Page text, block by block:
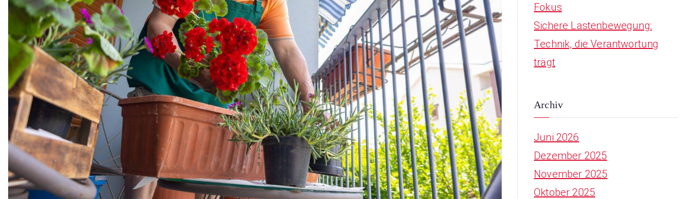
Fokus
Sichere Lastenbewegung:
Technik, die Verantwortung
trägt
Archiv
Juni 2026
Dezember 2025
November 2025
Oktober 2025